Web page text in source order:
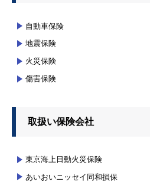
自動車保険
地震保険
火災保険
傷害保険
取扱い保険会社
東京海上日動火災保険
あいおいニッセイ同和損保